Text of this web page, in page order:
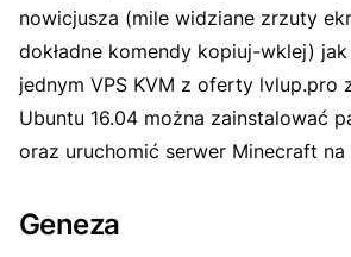
nowicjusza (mile widziane zrzuty
dokładne komendy kopiuj-wklej)
jednym VPS KVM z oferty lvlup.pro
Ubuntu 16.04 można zainstalować
oraz uruchomić serwer Minecraft
Geneza